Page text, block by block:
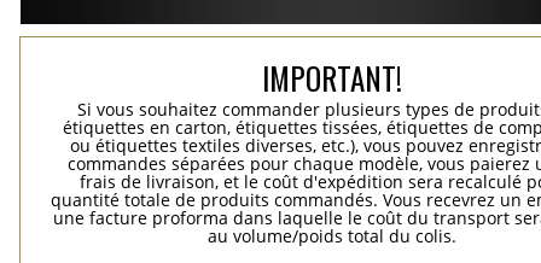
IMPORTANT!
Si vous souhaitez commander plusieurs types de
étiquettes en carton, étiquettes tissées, étiquettes de
ou étiquettes textiles diverses, etc.), vous pouvez
commandes séparées pour chaque modèle, vous paierez
frais de livraison, et le coût d'expédition sera recalculé
quantité totale de produits commandés. Vous recevrez un
une facture proforma dans laquelle le coût du transport
au volume/poids total du colis.